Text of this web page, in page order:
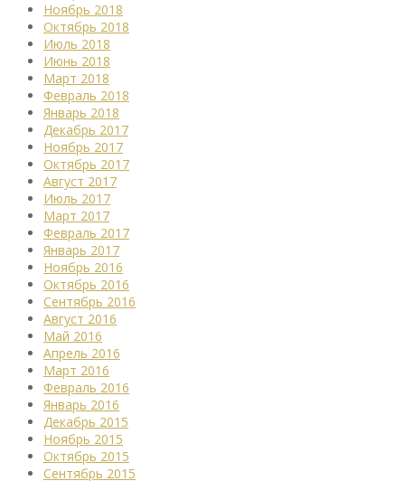
Ноябрь 2018
Октябрь 2018
Июль 2018
Июнь 2018
Март 2018
Февраль 2018
Январь 2018
Декабрь 2017
Ноябрь 2017
Октябрь 2017
Август 2017
Июль 2017
Март 2017
Февраль 2017
Январь 2017
Ноябрь 2016
Октябрь 2016
Сентябрь 2016
Август 2016
Май 2016
Апрель 2016
Март 2016
Февраль 2016
Январь 2016
Декабрь 2015
Ноябрь 2015
Октябрь 2015
Сентябрь 2015